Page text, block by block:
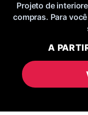
Projeto de
compras. Para
A